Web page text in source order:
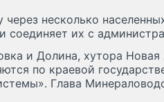
несколько
соединяет их с
и Долина, хутора
по краевой
Глава